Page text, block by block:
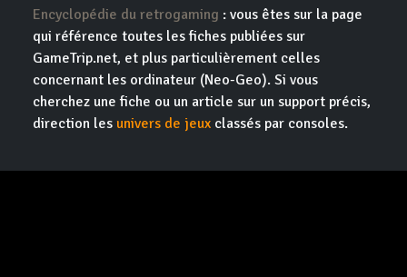
Encyclopédie du retrogaming : vous êtes sur la page
qui référence toutes les fiches publiées sur
GameTrip.net, et plus particulièrement celles
concernant les ordinateur (Neo-Geo). Si vous
cherchez une fiche ou un article sur un support précis,
direction les univers de jeux classés par consoles.